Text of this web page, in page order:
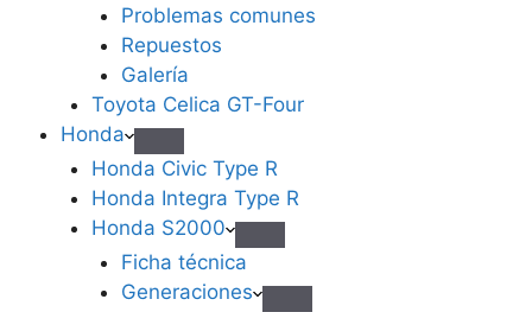
Problemas comunes
Repuestos
Galería
Toyota Celica GT-Four
Honda
Honda Civic Type R
Honda Integra Type R
Honda S2000
Ficha técnica
Generaciones